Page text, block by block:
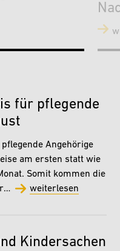
für pflegende
Angehörige
am ersten statt wie
Somit kommen die
weiterlesen
Kindersachen